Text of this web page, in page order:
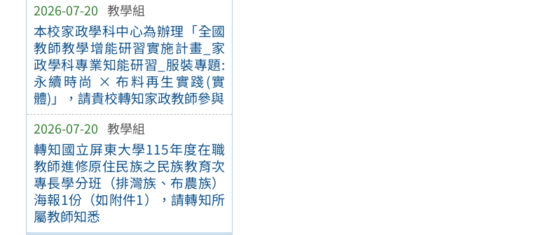
2026-07-20 教學組
本校家政學科中心為辦理「全國
教師教學增能研習實施計畫_家
政學科專業知能研習_服裝專題:
永續時尚 × 布料再生實踐(實
體)」，請貴校轉知家政教師參與
2026-07-20 教學組
轉知國立屏東大學115年度在職
教師進修原住民族之民族教育次
專長學分班（排灣族、布農族）
海報1份（如附件1），請轉知所
屬教師知悉